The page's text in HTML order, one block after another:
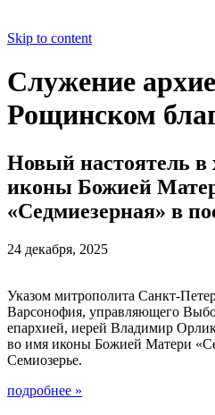
Skip to content
Служение
Рощинском
Новый настоятель в
иконы Божией
«Седмиезерная» в
24 декабря, 2025
Указом митрополита Санкт-
Варсонофия, управляющего
епархией, иерей Владимир
во имя иконы Божией Матери
Семиозерье.
подробнее »